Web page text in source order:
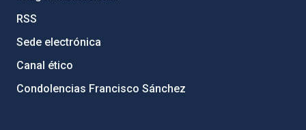
RSS
Sede electrónica
Canal ético
Condolencias Francisco Sánchez